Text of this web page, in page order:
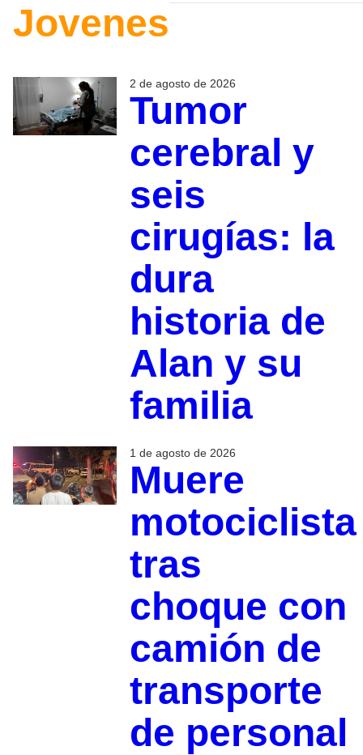
Jovenes
2 de agosto de 2026
Tumor
cerebral y
seis
cirugías: la
dura
historia de
Alan y su
familia
1 de agosto de 2026
Muere
motociclista
tras
choque con
camión de
transporte
de personal